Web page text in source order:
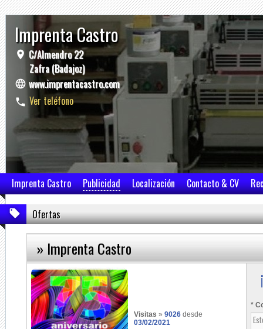
Imprenta Castro
C/Almendro 22
Zafra (Badajoz)
www.imprentacastro.com
Ver teléfono
Imprenta Castro Publicidad Localización Contacto & CV
Ofertas
» Imprenta Castro
Visitas » 9026 desde
03/02/2021
*